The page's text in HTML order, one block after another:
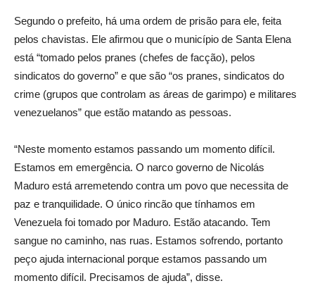
Segundo o prefeito, há uma ordem de prisão para ele, feita
pelos chavistas. Ele afirmou que o município de Santa Elena
está “tomado pelos pranes (chefes de facção), pelos
sindicatos do governo” e que são “os pranes, sindicatos do
crime (grupos que controlam as áreas de garimpo) e militares
venezuelanos” que estão matando as pessoas.
“Neste momento estamos passando um momento difícil.
Estamos em emergência. O narco governo de Nicolás
Maduro está arremetendo contra um povo que necessita de
paz e tranquilidade. O único rincão que tínhamos em
Venezuela foi tomado por Maduro. Estão atacando. Tem
sangue no caminho, nas ruas. Estamos sofrendo, portanto
peço ajuda internacional porque estamos passando um
momento difícil. Precisamos de ajuda”, disse.